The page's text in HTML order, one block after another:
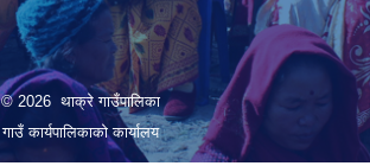
© 2026 थाक्रे गाउँपालिका
गाउँ कार्यपालिकाको कार्यालय